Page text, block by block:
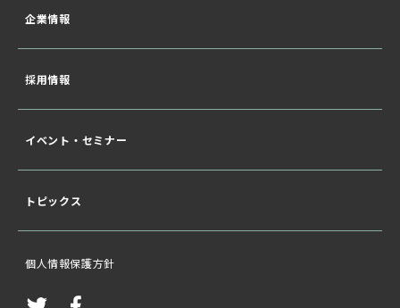
企業情報
採用情報
イベント・セミナー
トピックス
個人情報保護方針